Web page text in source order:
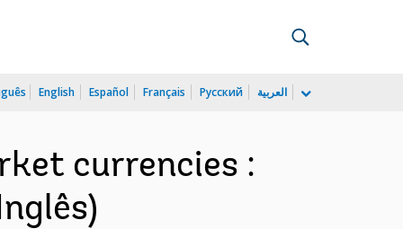
English Español Français Русский العربية
currencies :